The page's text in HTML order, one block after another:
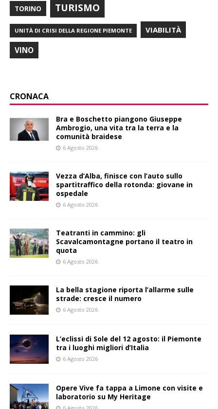
TORINO TURISMO
UNITÀ DI CRISI DELLA REGIONE PIEMONTE VIABILITÀ
VINO
CRONACA
Bra e Boschetto piangono Giuseppe
Ambrogio, una vita tra la terra e la
comunità braidese
6 Agosto 2026
Vezza d’Alba, finisce con l’auto sullo
spartitraffico della rotonda: giovane in
ospedale
6 Agosto 2026
Teatranti in cammino: gli
Scavalcamontagne portano il teatro in
quota
6 Agosto 2026
La bella stagione riporta l’allarme sulle
strade: cresce il numero
6 Agosto 2026
L’eclissi di Sole del 12 agosto: il Piemonte
tra i luoghi migliori d’Italia
6 Agosto 2026
Opere Vive fa tappa a Limone con visite e
laboratorio su My Heritage